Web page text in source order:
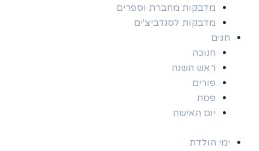
מדבקות מחברת וספרים
מדבקות לסנדביצ'ים
חגים
חנוכה
ראש השנה
פורים
פסח
יום האישה
ימי הולדת